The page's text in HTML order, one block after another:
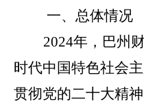
一、总体情况
2024年，巴州
时代中国特色社会
贯彻党的二十大精